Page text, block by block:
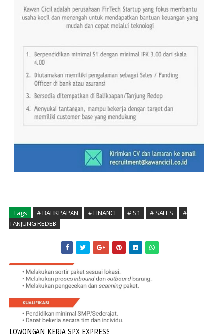
Tags # BALIKPAPAN # FINANCE # S1 # SALES
#
TANJUNG REDEB
LOWONGAN KERJA SPX EXPRESS